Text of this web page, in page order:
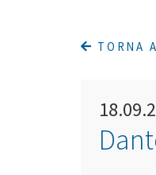
TORNA